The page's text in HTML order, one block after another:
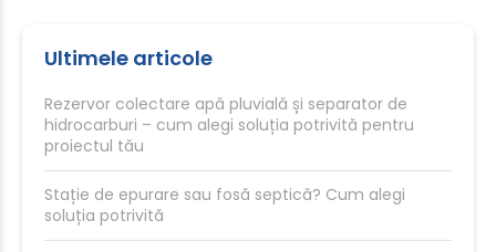
Ultimele articole
Rezervor colectare apă pluvială și separator de
hidrocarburi – cum alegi soluția potrivită pentru
proiectul tău
Stație de epurare sau fosă septică? Cum alegi
soluția potrivită